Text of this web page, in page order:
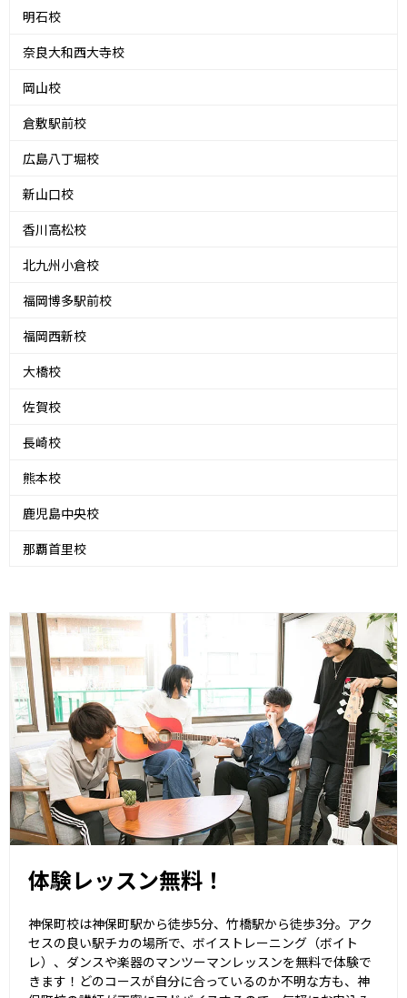
明石校
奈良大和西大寺校
岡山校
倉敷駅前校
広島八丁堀校
新山口校
香川高松校
北九州小倉校
福岡博多駅前校
福岡西新校
大橋校
佐賀校
長崎校
熊本校
鹿児島中央校
那覇首里校
体験レッスン無料！
神保町校は神保町駅から徒歩5分、竹橋駅から徒歩3分。アク
セスの良い駅チカの場所で、ボイストレーニング（ボイト
レ）、ダンスや楽器のマンツーマンレッスンを無料で体験で
きます！どのコースが自分に合っているのか不明な方も、神